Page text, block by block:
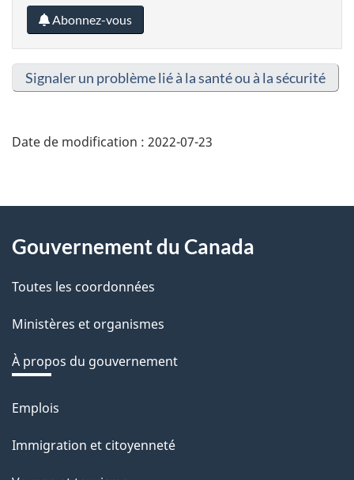
Abonnez-vous
Signaler un problème lié à la santé ou à la sécurité
Date de modification : 2022-07-23
About
this
site
Gouvernement du Canada
Toutes les coordonnées
Ministères et organismes
À propos du gouvernement
Thèmes
sujets
Emplois
Immigration et citoyenneté